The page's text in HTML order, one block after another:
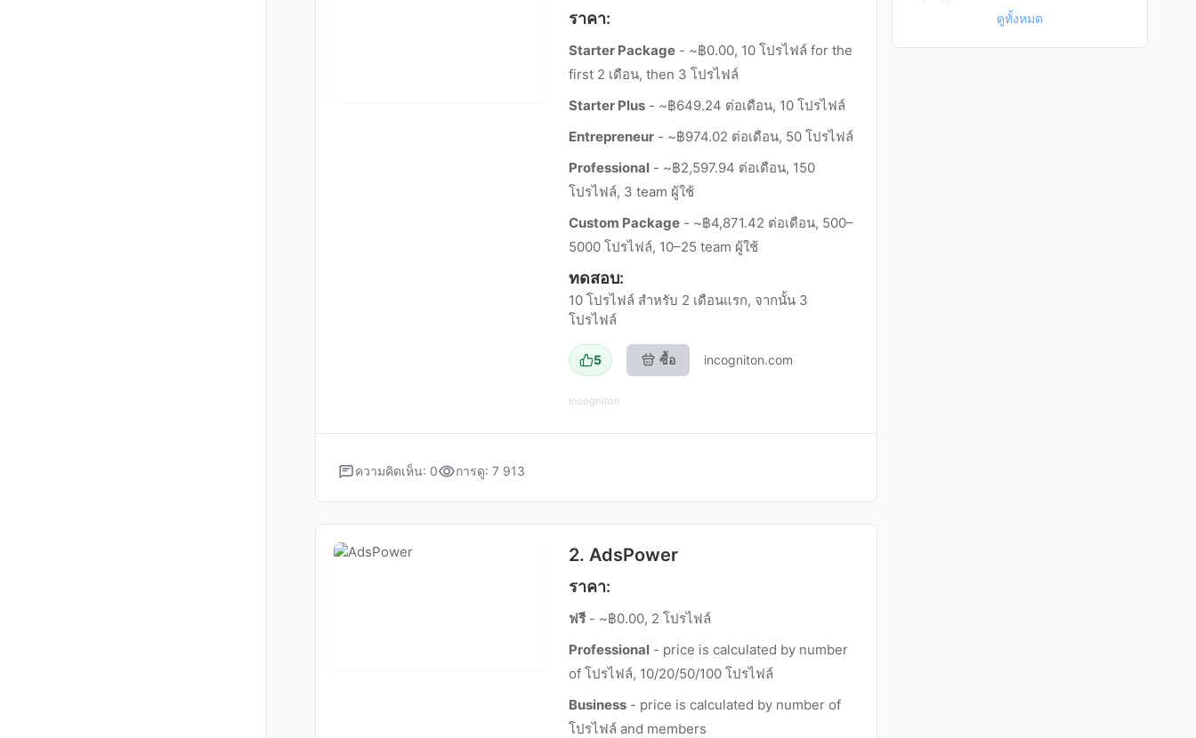
ราคา:
Starter Package - ~฿0.00, 10 โปรไฟล์ for the
first 2 เดือน, then 3 โปรไฟล์
Starter Plus - ~฿649.24 ต่อเดือน, 10 โปรไฟล์
Entrepreneur - ~฿974.02 ต่อเดือน, 50 โปรไฟล์
Professional - ~฿2,597.94 ต่อเดือน, 150
โปรไฟล์, 3 team ผู้ใช้
Custom Package - ~฿4,871.42 ต่อเดือน, 500–
5000 โปรไฟล์, 10–25 team ผู้ใช้
ทดสอบ:
10 โปรไฟล์ สำหรับ 2 เดือนแรก, จากนั้น 3
โปรไฟล์
5 ซื้อ incogniton.com
Incogniton
ความคิดเห็น: 0 การดู: 7 913
2. AdsPower
ราคา:
ฟรี- ~฿0.00, 2 โปรไฟล์
Professional - price is calculated by number
of โปรไฟล์, 10/20/50/100 โปรไฟล์
Business - price is calculated by number of
โปรไฟล์ and members
ดูทั้งหมด